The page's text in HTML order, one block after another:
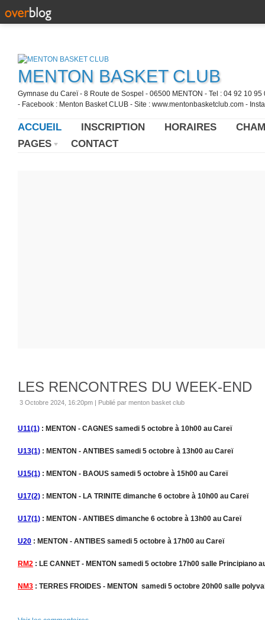
MENTON BASKET CLUB
Gymnase du Careï - 8 Route de Sospel - 06500 MENTON - Tel : 04 92 10
- Facebook : Menton Basket CLUB - Site : www.mentonbasketclub.com -
ACCUEIL INSCRIPTION HORAIRES
PAGES
CONTACT
LES RENCONTRES DU WEEK-END
3 Octobre 2024, 16:20pm | Publié par menton basket club
U11(1) : MENTON - CAGNES samedi 5 octobre à 10h00 au Careï
U13(1) : MENTON - ANTIBES samedi 5 octobre à 13h00 au Careï
U15(1) : MENTON - BAOUS samedi 5 octobre à 15h00 au Careï
U17(2) : MENTON - LA TRINITE dimanche 6 octobre à 10h00 au Careï
U17(1) : MENTON - ANTIBES dimanche 6 octobre à 13h00 au Careï
U20 : MENTON - ANTIBES samedi 5 octobre à 17h00 au Careï
RM2 : LE CANNET - MENTON samedi 5 octobre 17h00 salle Principiano
NM3 : TERRES FROIDES - MENTON samedi 5 octobre 20h00 salle